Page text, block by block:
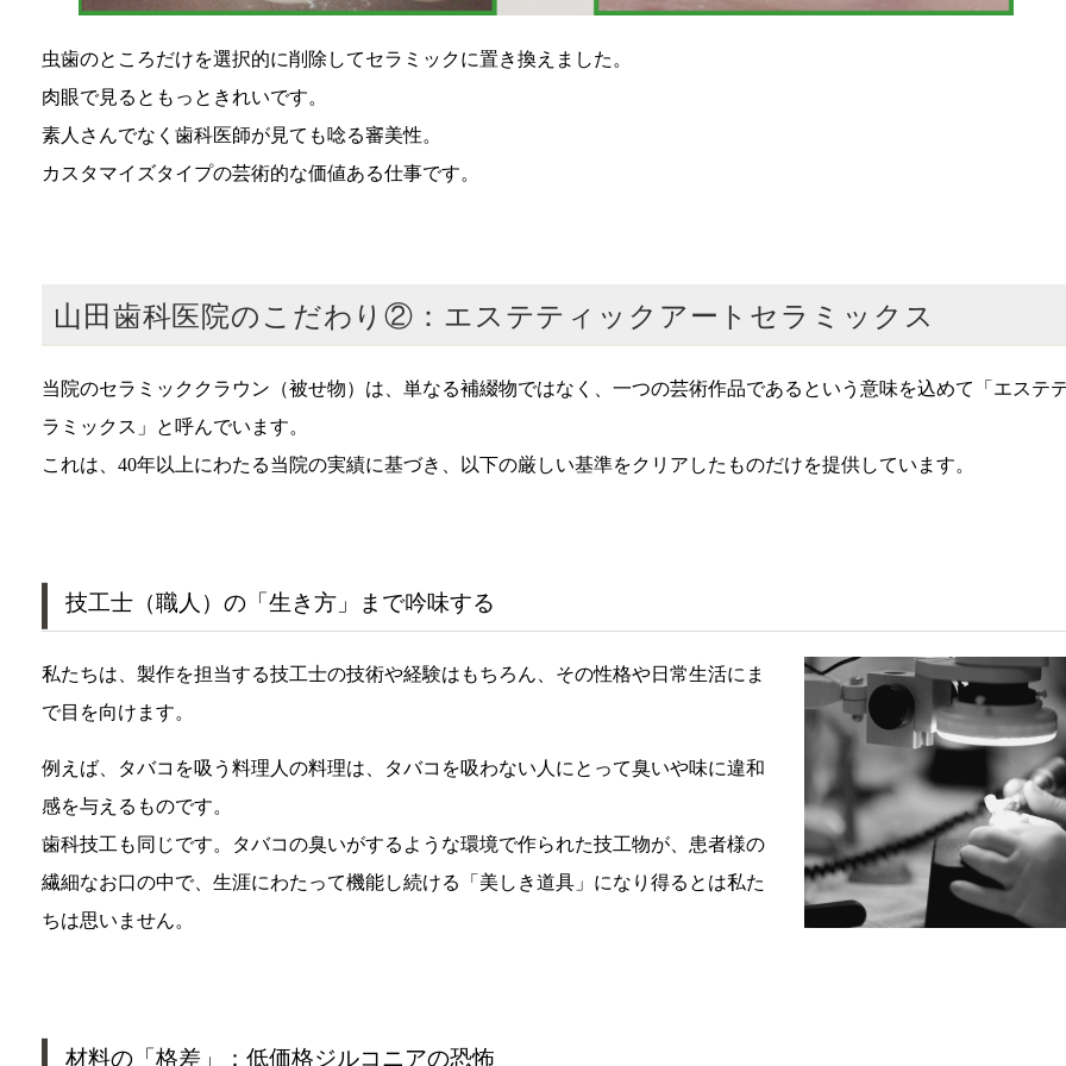
虫歯のところだけを選択的に削除してセラミックに置き換えました。
肉眼で見るともっときれいです。
素人さんでなく歯科医師が見ても唸る審美性。
カスタマイズタイプの芸術的な価値ある仕事です。
山田歯科医院のこだわり②：エステティックアートセラミックス
当院のセラミッククラウン（被せ物）は、単なる補綴物ではなく、一つの芸術作品であるという意味を込めて「エステ
ラミックス」と呼んでいます。
これは、40年以上にわたる当院の実績に基づき、以下の厳しい基準をクリアしたものだけを提供しています。
技工士（職人）の「生き方」まで吟味する
私たちは、製作を担当する技工士の技術や経験はもちろん、その性格や日常生活にま
で目を向けます。
例えば、タバコを吸う料理人の料理は、タバコを吸わない人にとって臭いや味に違和
感を与えるものです。
歯科技工も同じです。タバコの臭いがするような環境で作られた技工物が、患者様の
繊細なお口の中で、生涯にわたって機能し続ける「美しき道具」になり得るとは私た
ちは思いません。
材料の「格差」：低価格ジルコニアの恐怖